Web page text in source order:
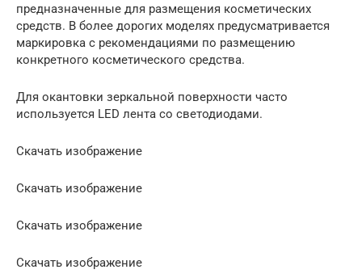
предназначенные для размещения косметических
средств. В более дорогих моделях предусматривается
маркировка с рекомендациями по размещению
конкретного косметического средства.
Для окантовки зеркальной поверхности часто
используется LED лента со светодиодами.
Скачать изображение
Скачать изображение
Скачать изображение
Скачать изображение